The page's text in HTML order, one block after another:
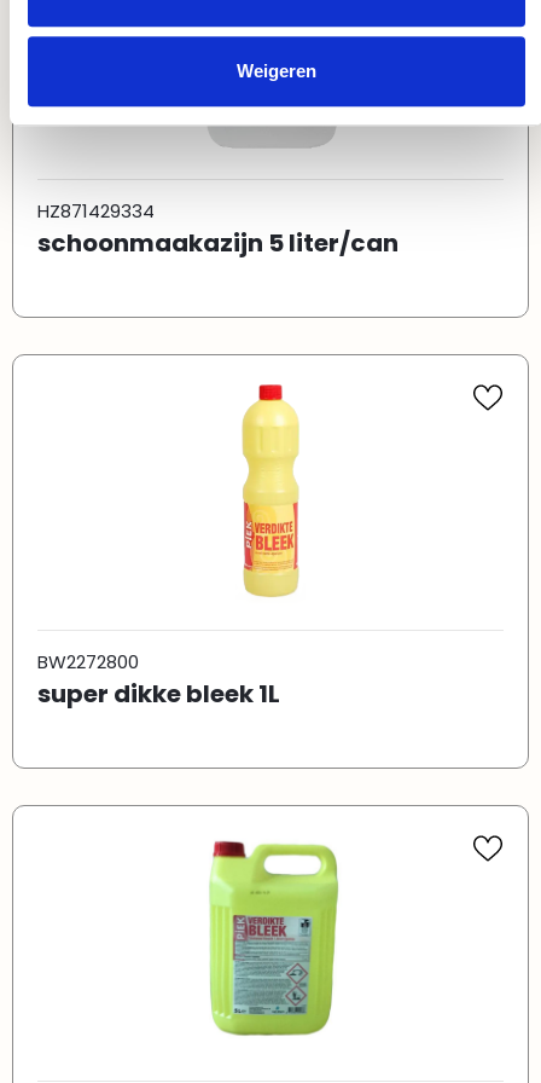
Weigeren
HZ871429334
schoonmaakazijn 5 liter/can
BW2272800
super dikke bleek 1L